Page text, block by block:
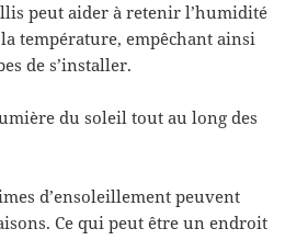
peut aider à retenir l’humidité
température, empêchant ainsi
de s’installer.
du soleil tout au long des
d’ensoleillement peuvent
Ce qui peut être un endroit